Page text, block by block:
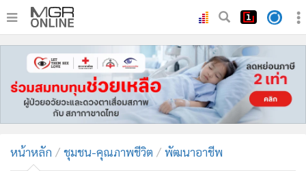
หน้าหลัก
ทันเหตุการณ์
• ภาคใต้
• บันเทิง
หน้าหลัก ชุมชน-คุณภาพชีวิต พัฒนาอาชีพ